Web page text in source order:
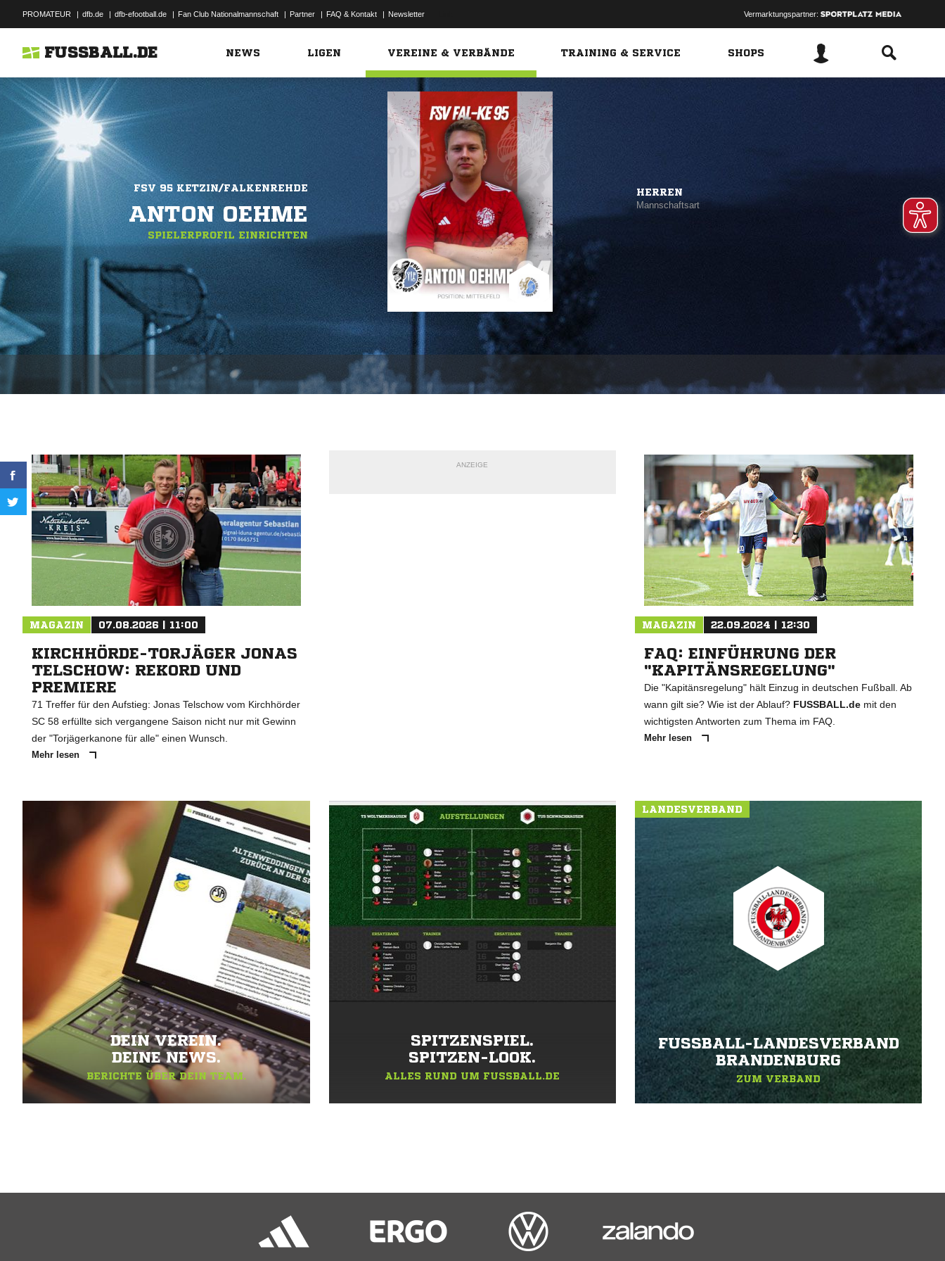
PROMATEUR | dfb.de | dfb-efootball.de | Fan Club Nationalmannschaft | Partner | FAQ & Kontakt | Newsletter Vermarktungspartner:
FUSSBALL.DE NEWS LIGEN VEREINE & VERBÄNDE TRAINING & SERVICE SHOPS
FSV 95 KETZIN/FALKENREHDE
ANTON OEHME
SPIELERPROFIL EINRICHTEN
HERREN
Mannschaftsart
MAGAZIN 07.08.2026 | 11:00
KIRCHHÖRDE-TORJÄGER JONAS
TELSCHOW: REKORD UND
PREMIERE
71 Treffer für den Aufstieg: Jonas Telschow vom Kirchhörder
SC 58 erfüllte sich vergangene Saison nicht nur mit Gewinn
der "Torjägerkanone für alle" einen Wunsch.
Mehr lesen
ANZEIGE
MAGAZIN 22.09.2024 | 12:30
FAQ: EINFÜHRUNG DER
"KAPITÄNSREGELUNG"
Die "Kapitänsregelung" hält Einzug in deutschen Fußball. Ab
wann gilt sie? Wie ist der Ablauf? FUSSBALL.de mit den
wichtigsten Antworten zum Thema im FAQ.
Mehr lesen
DEIN VEREIN.
DEINE NEWS.
BERICHTE ÜBER DEIN TEAM.
SPITZENSPIEL.
SPITZEN-LOOK.
ALLES RUND UM FUSSBALL.DE
LANDESVERBAND
FUSSBALL-LANDESVERBAND B
RANDENBURG
ZUM VERBAND